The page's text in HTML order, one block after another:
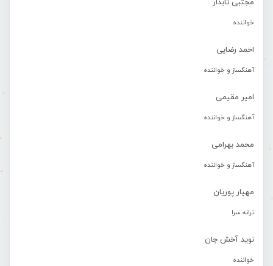
مجتبی تابدار
خواننده
احمد رضایی
آهنگساز و خواننده
امیر مقیمی
آهنگساز و خواننده
محمد بهرامی
آهنگساز و خواننده
مهیار پوریان
ترانه سرا
نوید آخش جان
خواننده